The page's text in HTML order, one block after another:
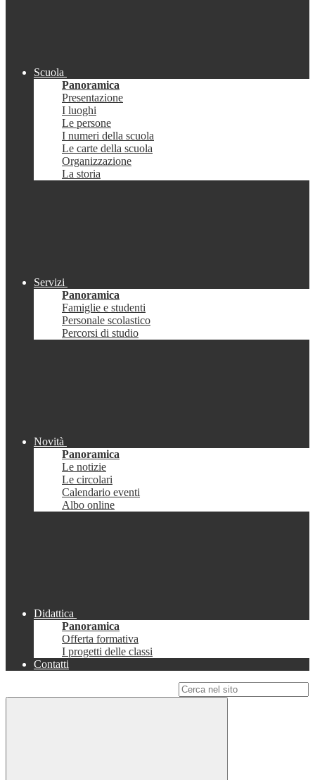
Scuola
Panoramica
Presentazione
I luoghi
Le persone
I numeri della scuola
Le carte della scuola
Organizzazione
La storia
Servizi
Panoramica
Famiglie e studenti
Personale scolastico
Percorsi di studio
Novità
Panoramica
Le notizie
Le circolari
Calendario eventi
Albo online
Didattica
Panoramica
Offerta formativa
I progetti delle classi
Contatti